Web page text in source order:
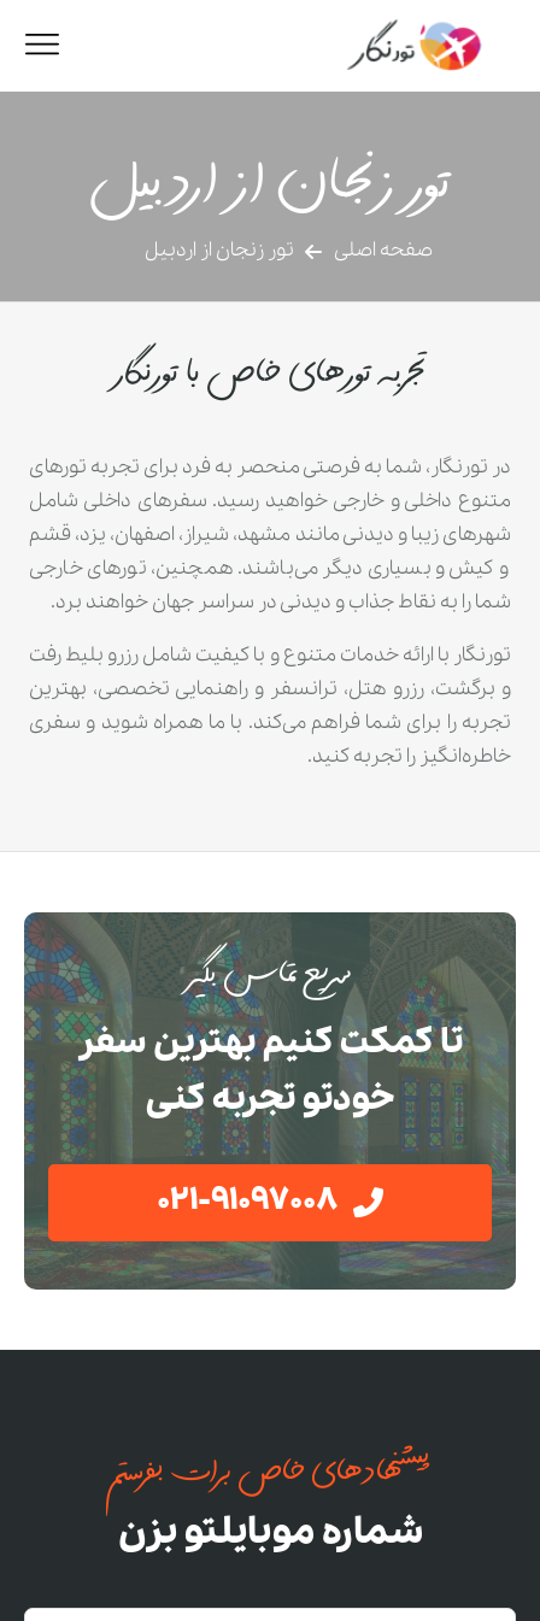
تور زنجان از اردبیل
صفحه اصلی تور زنجان از اردبیل
تجربه تورهای خاص با تورنگار
در تورنگار، شما به فرصتی منحصر به فرد برای تجربه تورهای
متنوع داخلی و خارجی خواهید رسید. سفرهای داخلی شامل
شهرهای زیبا و دیدنی مانند مشهد، شیراز، اصفهان، یزد، قشم
و کیش و بسیاری دیگر می‌باشند. همچنین، تورهای خارجی
شما را به نقاط جذاب و دیدنی در سراسر جهان خواهند برد.
تورنگار با ارائه خدمات متنوع و با کیفیت شامل رزرو بلیط رفت
و برگشت، رزرو هتل، ترانسفر و راهنمایی تخصصی، بهترین
تجربه را برای شما فراهم می‌کند. با ما همراه شوید و سفری
خاطره‌انگیز را تجربه کنید.
سریع تماس بگیر
تا کمکت کنیم بهترین سفر
خودتو تجربه کنی
021-91097008
پیشنهادهای خاص برات بفرستم
شماره موبایلتو بزن